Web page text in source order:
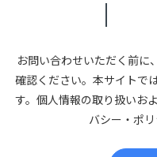
お問い合わせいただく前に
確認ください。本サイトで
す。個人情報の取り扱いお
バシー・ポ